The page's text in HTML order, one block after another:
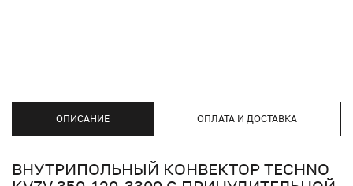
ОПИСАНИЕ ОПЛАТА И ДОСТАВКА
ВНУТРИПОЛЬНЫЙ КОНВЕКТОР TECHNO